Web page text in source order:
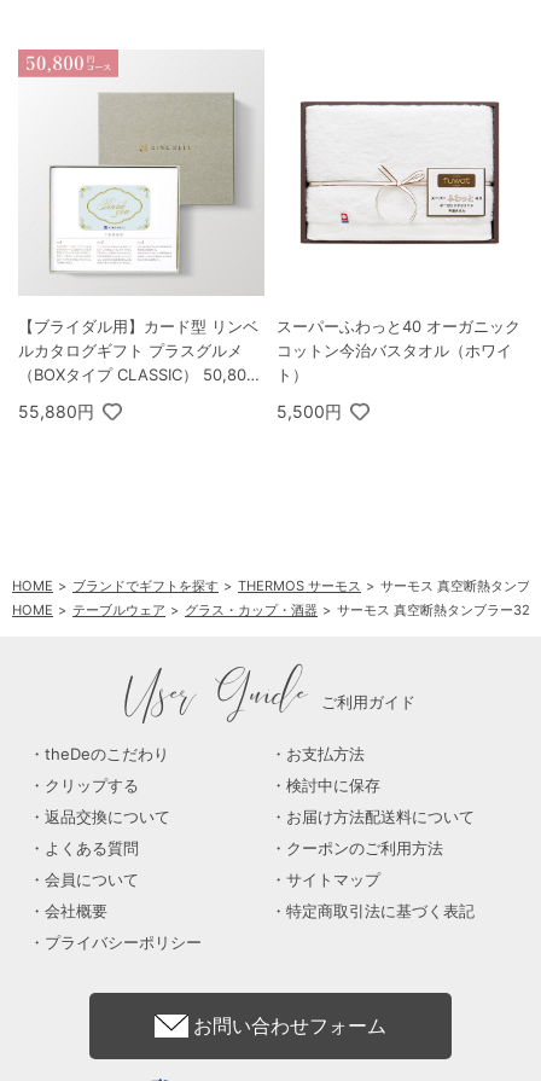
【ブライダル用】カード型 リンベ
ルカタログギフト プラスグルメ
（BOXタイプ CLASSIC） 50,800
55,880円
スーパーふわっと40 オーガニック
コットン今治バスタオル（ホワイ
ト）
5,500円
HOME ブランドでギフトを探す THERMOS サーモス
サーモス 真空断熱タンブ
HOME
テーブルウェア グラス・カップ・酒器 サーモス 真空断熱タンブラー
User Guide ご利用ガイド
theDeのこだわり
お支払方法
クリップする
検討中に保存
返品交換について
お届け方法配送料について
よくある質問
クーポンのご利用方法
会員について
サイトマップ
会社概要
特定商取引法に基づく表記
プライバシーポリシー
お問い合わせフォーム